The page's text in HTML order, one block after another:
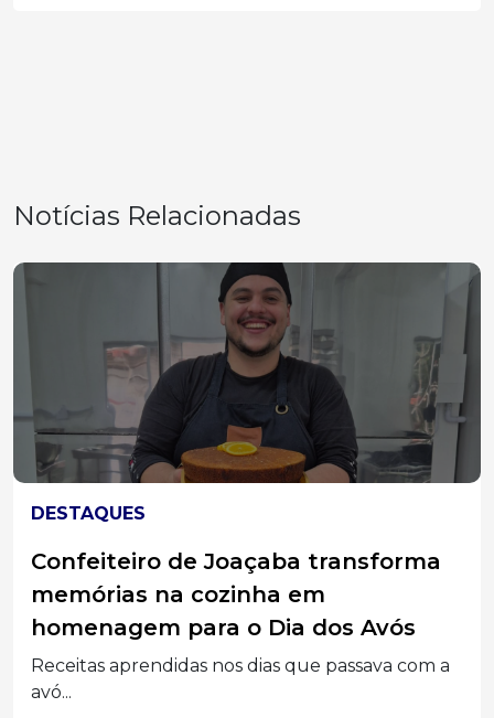
Notícias Relacionadas
DESTAQUES
Confeiteiro de Joaçaba transforma
memórias na cozinha em
homenagem para o Dia dos Avós
Receitas aprendidas nos dias que passava com a
avó...